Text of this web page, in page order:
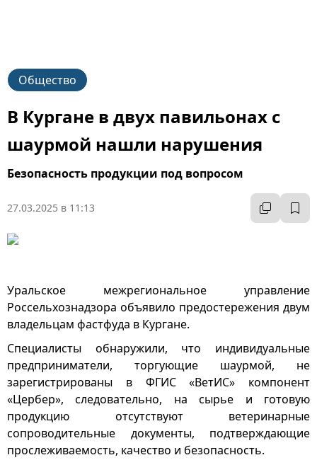
Общество
В Кургане в двух павильонах с
шаурмой нашли нарушения
Безопасность продукции под вопросом
27.03.2025 в 11:13
Уральское межрегиональное управление
Россельхознадзора объявило предостережения двум
владельцам фастфуда в Кургане.
Специалисты обнаружили, что индивидуальные
предприниматели, торгующие шаурмой, не
зарегистрированы в ФГИС «ВетИС» компонент
«Цербер», следовательно, на сырье и готовую
продукцию отсутствуют ветеринарные
сопроводительные документы, подтверждающие
прослеживаемость, качество и безопасность.